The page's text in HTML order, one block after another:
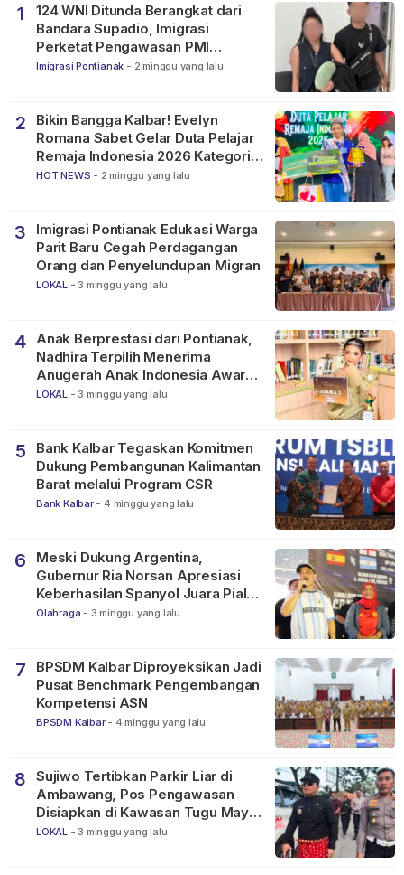
1
124 WNI Ditunda Berangkat dari
Bandara Supadio, Imigrasi
Perketat Pengawasan PMI
Nonprosedural
Imigrasi Pontianak - 2 minggu yang lalu
2
Bikin Bangga Kalbar! Evelyn
Romana Sabet Gelar Duta Pelajar
Remaja Indonesia 2026 Kategori
SMP
HOT NEWS - 2 minggu yang lalu
3
Imigrasi Pontianak Edukasi Warga
Parit Baru Cegah Perdagangan
Orang dan Penyelundupan Migran
LOKAL - 3 minggu yang lalu
4
Anak Berprestasi dari Pontianak,
Nadhira Terpilih Menerima
Anugerah Anak Indonesia Awards
2026
LOKAL - 3 minggu yang lalu
5
Bank Kalbar Tegaskan Komitmen
Dukung Pembangunan Kalimantan
Barat melalui Program CSR
Bank Kalbar - 4 minggu yang lalu
6
Meski Dukung Argentina,
Gubernur Ria Norsan Apresiasi
Keberhasilan Spanyol Juara Piala
Dunia FIFA 2026
Olahraga - 3 minggu yang lalu
7
BPSDM Kalbar Diproyeksikan Jadi
Pusat Benchmark Pengembangan
Kompetensi ASN
BPSDM Kalbar - 4 minggu yang lalu
8
Sujiwo Tertibkan Parkir Liar di
Ambawang, Pos Pengawasan
Disiapkan di Kawasan Tugu Mayor
Alianyang
LOKAL - 3 minggu yang lalu